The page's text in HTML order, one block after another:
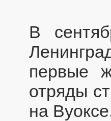
В
первые
отряды
на